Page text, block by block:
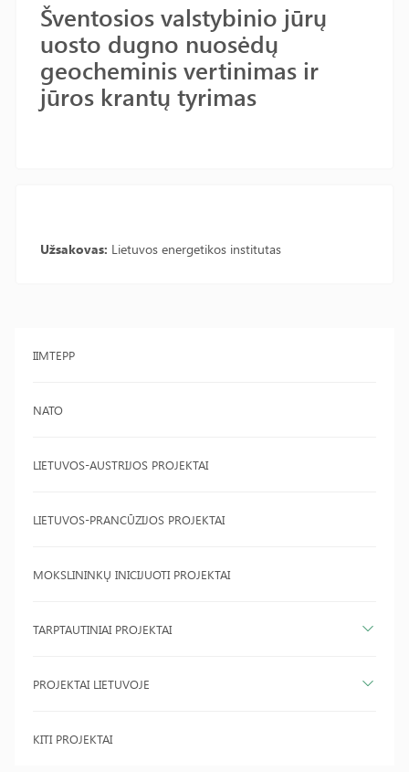
IIMTEPP
NATO
LIETUVOS-AUSTRIJOS PROJEKTAI
LIETUVOS-PRANCŪZIJOS PROJEKTAI
MOKSLININKŲ INICIJUOTI PROJEKTAI
TARPTAUTINIAI PROJEKTAI
PROJEKTAI LIETUVOJE
KITI PROJEKTAI
Šventosios valstybinio jūrų
uosto dugno nuosėdų
geocheminis vertinimas ir
jūros krantų tyrimas
Užsakovas: Lietuvos energetikos institutas